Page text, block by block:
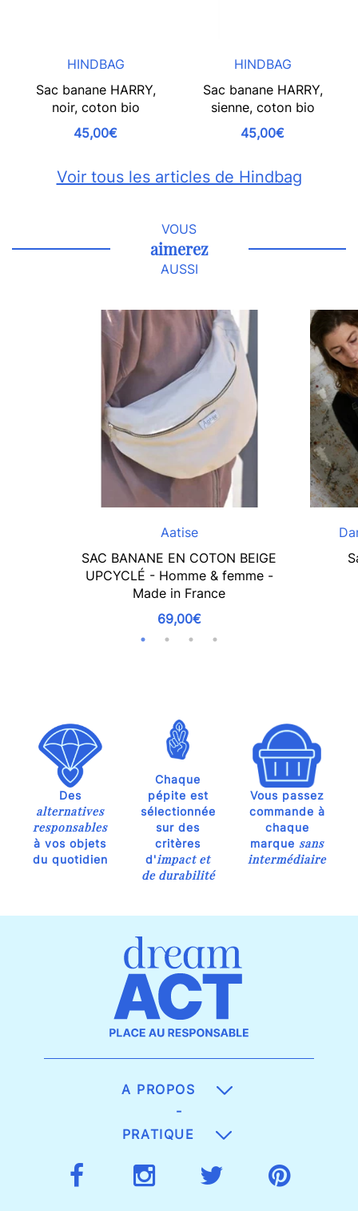
HINDBAG
Sac banane HARRY,
noir, coton bio
45,00€
HINDBAG
Sac banane HARRY,
sienne, coton bio
45,00€
Voir tous les articles de Hindbag
VOUS
aimerez
AUSSI
Aatise
SAC BANANE EN COTON BEIGE
UPCYCLÉ - Homme & femme -
Made in France
69,00€
Des
alternatives
responsables
à vos objets
du quotidien
Chaque
pépite est
sélectionnée
sur des
critères
d'impact et
de durabilité
Vous passez
commande à
chaque
marque sans
intermédiaire
A PROPOS
-
PRATIQUE